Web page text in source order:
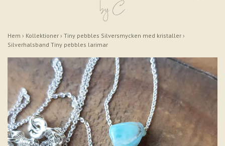
Hem › Kollektioner › Tiny pebbles Silversmycken med kristaller ›
Silverhalsband Tiny pebbles larimar